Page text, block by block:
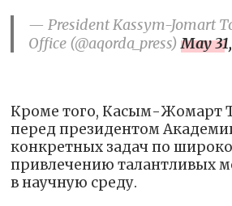
— President Kassym-Jomart
Office (@aqorda_press)May
Кроме того, Касым-Жомарт
перед президентом
конкретных задач по
привлечению талантливых
в научную среду.